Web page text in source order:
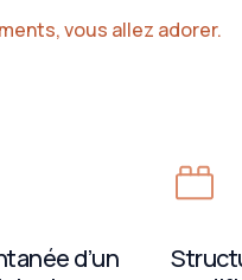
vous allez adorer.
d’un